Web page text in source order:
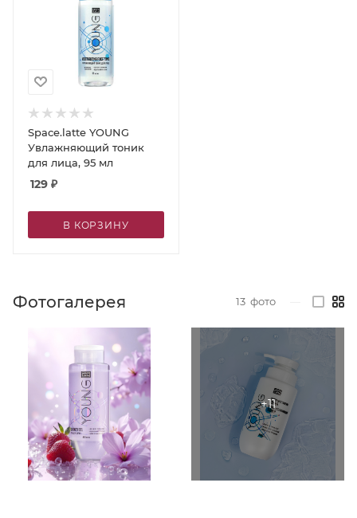
Space.latte YOUNG
Увлажняющий тоник
для лица, 95 мл
129 ₽
В КОРЗИНУ
Фотогалерея 13 фото